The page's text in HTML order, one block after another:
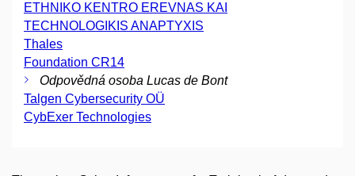
ETHNIKO KENTRO EREVNAS KAI
TECHNOLOGIKIS ANAPTYXIS
Thales
Foundation CR14
Odpovědná osoba Lucas de Bont
Talgen Cybersecurity OÜ
CybExer Technologies